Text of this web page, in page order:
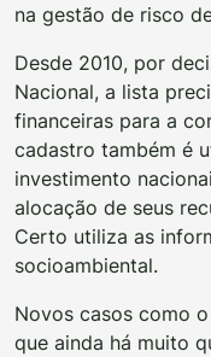
na gestão de risco
Desde 2010, por
Nacional, a lista
financeiras para a
cadastro também é
investimento
alocação de seus
Certo utiliza as
socioambiental.
Novos casos como
que ainda há muito